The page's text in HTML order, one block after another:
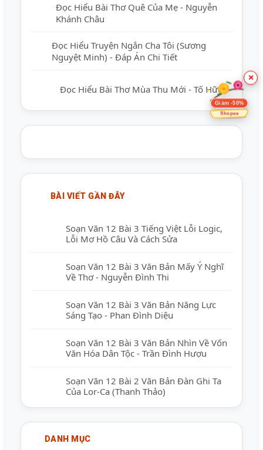
Đọc Hiểu Bài Thơ Quê Của Mẹ - Nguyễn
Khánh Châu
Đọc Hiểu Truyện Ngắn Cha Tôi (Sương
Nguyệt Minh) - Đáp Án Chi Tiết
Đọc Hiểu Bài Thơ Mùa Thu Mới - Tố Hữu
BÀI VIẾT GẦN ĐÂY
Soạn Văn 12 Bài 3 Tiếng Việt Lỗi Logic,
Lỗi Mơ Hồ Câu Và Cách Sửa
Soạn Văn 12 Bài 3 Văn Bản Mấy Ý Nghĩ
Về Thơ - Nguyễn Đình Thi
Soạn Văn 12 Bài 3 Văn Bản Năng Lực
Sáng Tạo - Phan Đình Diệu
Soạn Văn 12 Bài 3 Văn Bản Nhìn Về Vốn
Văn Hóa Dân Tộc - Trần Đình Hượu
Soạn Văn 12 Bài 2 Văn Bản Đàn Ghi Ta
Của Lor-Ca (Thanh Thảo)
DANH MỤC
×
Giảm -50%
Shopee